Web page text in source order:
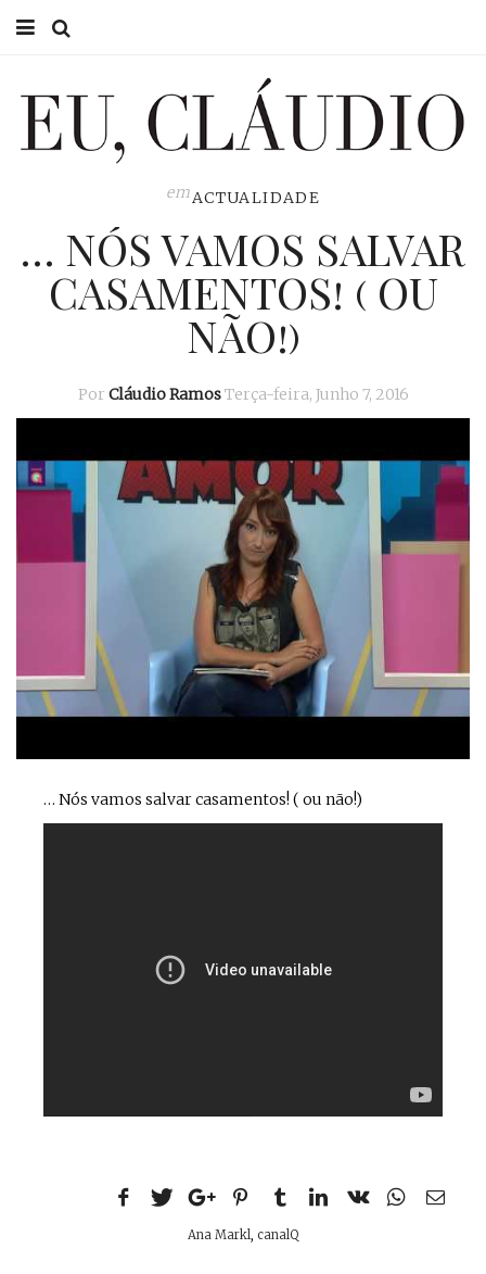
EU CLÁUDIO
EU NA TV
EU, PAI
emACTUALIDADE
… NÓS VAMOS SALVAR
CASAMENTOS! ( OU
NÃO!)
Por Cláudio RamosTerça-feira, Junho 7, 2016
… Nós vamos salvar casamentos! ( ou não!)
Ana Markl canalQ